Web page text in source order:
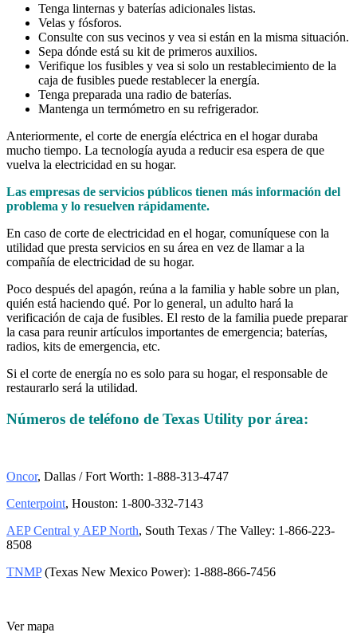
Tenga linternas y baterías adicionales listas.
Velas y fósforos.
Consulte con sus vecinos y vea si están en la misma situación.
Sepa dónde está su kit de primeros auxilios.
Verifique los fusibles y vea si solo un restablecimiento de la
caja de fusibles puede restablecer la energía.
Tenga preparada una radio de baterías.
Mantenga un termómetro en su refrigerador.
Anteriormente, el corte de energía eléctrica en el hogar duraba
mucho tiempo. La tecnología ayuda a reducir esa espera de que
vuelva la electricidad en su hogar.
Las empresas de servicios públicos tienen más información del
problema y lo resuelven rápidamente.
En caso de corte de electricidad en el hogar, comuníquese con la
utilidad que presta servicios en su área en vez de llamar a la
compañía de electricidad de su hogar.
Poco después del apagón, reúna a la familia y hable sobre un plan,
quién está haciendo qué. Por lo general, un adulto hará la
verificación de caja de fusibles. El resto de la familia puede preparar
la casa para reunir artículos importantes de emergencia; baterías,
radios, kits de emergencia, etc.
Si el corte de energía no es solo para su hogar, el responsable de
restaurarlo será la utilidad.
Números de teléfono de Texas Utility por área:
Oncor, Dallas / Fort Worth: 1-888-313-4747
Centerpoint, Houston: 1-800-332-7143
AEP Central y AEP North, South Texas / The Valley: 1-866-223-
8508
TNMP(Texas New Mexico Power): 1-888-866-7456
Ver mapa